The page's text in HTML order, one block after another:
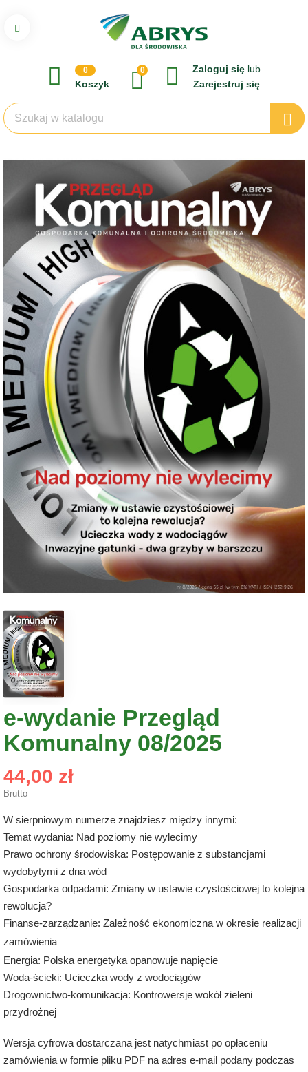
0
Koszyk
0 Zaloguj się lub
Zarejestruj się
e-wydanie Przegląd
Komunalny 08/2025
44,00 zł
Brutto
W sierpniowym numerze znajdziesz między innymi:
Temat wydania: Nad poziomy nie wylecimy
Prawo ochrony środowiska: Postępowanie z substancjami
wydobytymi z dna wód
Gospodarka odpadami: Zmiany w ustawie czystościowej to kolejna
rewolucja?
Finanse-zarządzanie: Zależność ekonomiczna w okresie realizacji
zamówienia
Energia: Polska energetyka opanowuje napięcie
Woda-ścieki: Ucieczka wody z wodociągów
Drogownictwo-komunikacja: Kontrowersje wokół zieleni
przydrożnej
Wersja cyfrowa dostarczana jest natychmiast po opłaceniu
zamówienia w formie pliku PDF na adres e-mail podany podczas